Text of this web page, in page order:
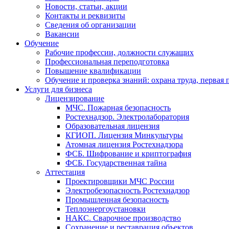
Новости, статьи, акции
Контакты и реквизиты
Сведения об организации
Вакансии
Обучение
Рабочие профессии, должности служащих
Профессиональная переподготовка
Повышение квалификации
Обучение и проверка знаний: охрана труда,
Услуги для бизнеса
Лицензирование
МЧС. Пожарная безопасность
Ростехнадзор. Электролаборатория
Образовательная лицензия
КГИОП. Лицензия Минкультуры
Атомная лицензия Ростехнадзора
ФСБ. Шифрование и криптография
ФСБ. Государственная тайна
Аттестация
Проектировщики МЧС России
Электробезопасность Ростехнадзор
Промышленная безопасность
Теплоэнергоустановки
НАКС. Сварочное производство
Сохранение и реставрация объектов